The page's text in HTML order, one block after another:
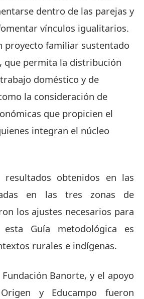
dentro de las parejas y
vínculos igualitarios.
proyecto familiar sustentado
que permita la distribución
doméstico y de
la consideración de
que propicien el
integran el núcleo
obtenidos en las
en las tres zonas de
los ajustes necesarios para
Guía metodológica es
rurales e indígenas.
Banorte, y el apoyo
y Educampo fueron